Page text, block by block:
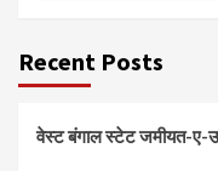
Recent Posts
वेस्ट बंगाल स्टेट जमीयत-ए-